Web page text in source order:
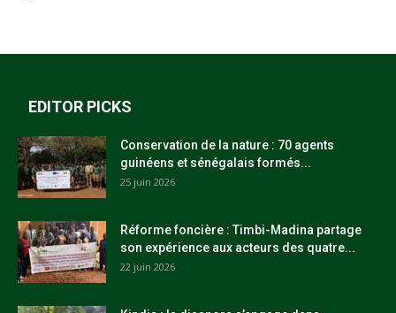
EDITOR PICKS
Conservation de la nature : 70 agents
guinéens et sénégalais formés...
25 juin 2026
Réforme foncière : Timbi-Madina partage
son expérience aux acteurs des quatre...
22 juin 2026